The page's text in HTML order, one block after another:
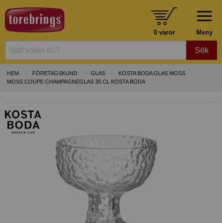
Meny
0 varor
Sök
HEM FÖRETAGSKUND GLAS
KOSTA BODA GLAS MOSS
MOSS COUPE CHAMPAGNEGLAS 35 CL KOSTA BODA